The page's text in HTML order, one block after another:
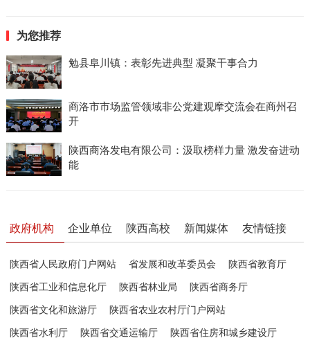
为您推荐
勉县阜川镇：表彰先进典型 凝聚干事合力
商洛市市场监管领域非公党建观摩交流会在商州召
开
陕西商洛发电有限公司：汲取榜样力量 激发奋进动
能
政府机构 企业单位 陕西高校 新闻媒体 友情链接
陕西省人民政府门户网站 省发展和改革委员会 陕西省教育厅
陕西省工业和信息化厅 陕西省林业局 陕西省商务厅
陕西省文化和旅游厅 陕西省农业农村厅门户网站
陕西省水利厅 陕西省交通运输厅 陕西省住房和城乡建设厅